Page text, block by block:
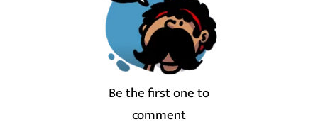
Be the first one to
comment